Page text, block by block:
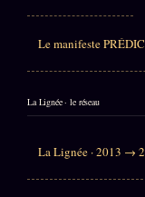
Le manifeste
La Lignée · le réseau
La Lignée · 2013 →